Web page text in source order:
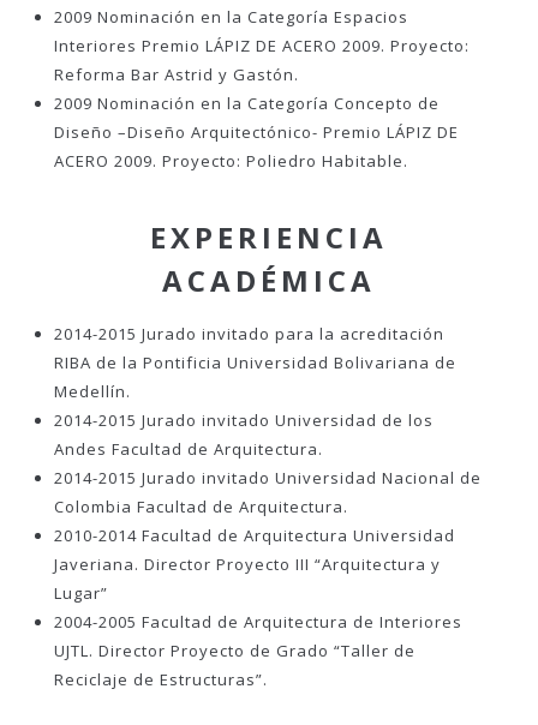
2009 Nominación en la Categoría Espacios
Interiores Premio LÁPIZ DE ACERO 2009. Proyecto:
Reforma Bar Astrid y Gastón.
2009 Nominación en la Categoría Concepto de
Diseño –Diseño Arquitectónico- Premio LÁPIZ DE
ACERO 2009. Proyecto: Poliedro Habitable.
EXPERIENCIA
ACADÉMICA
2014-2015 Jurado invitado para la acreditación
RIBA de la Pontificia Universidad Bolivariana de
Medellín.
2014-2015 Jurado invitado Universidad de los
Andes Facultad de Arquitectura.
2014-2015 Jurado invitado Universidad Nacional de
Colombia Facultad de Arquitectura.
2010-2014 Facultad de Arquitectura Universidad
Javeriana. Director Proyecto III “Arquitectura y
Lugar”
2004-2005 Facultad de Arquitectura de Interiores
UJTL. Director Proyecto de Grado “Taller de
Reciclaje de Estructuras”.